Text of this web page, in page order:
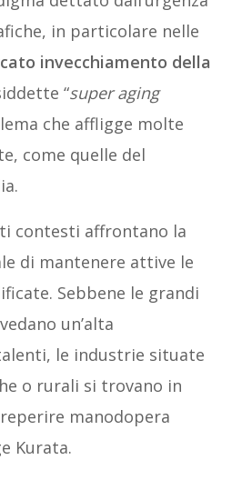
in particolare nelle
invecchiamento della
“super aging
che affligge molte
come quelle del
contesti affrontano la
di mantenere attive le
Sebbene le grandi
un’alta
le industrie situate
o rurali si trovano in
manodopera
Kurata.